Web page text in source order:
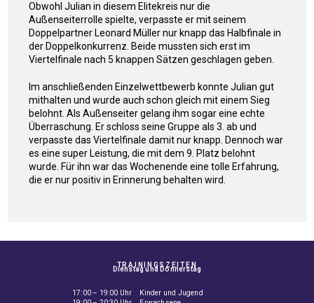
Obwohl Julian in diesem Elitekreis nur die
Außenseiterrolle spielte, verpasste er mit seinem
Doppelpartner Leonard Müller nur knapp das Halbfinale in
der Doppelkonkurrenz. Beide mussten sich erst im
Viertelfinale nach 5 knappen Sätzen geschlagen geben.
Im anschließenden Einzelwettbewerb konnte Julian gut
mithalten und wurde auch schon gleich mit einem Sieg
belohnt. Als Außenseiter gelang ihm sogar eine echte
Überraschung. Er schloss seine Gruppe als 3. ab und
verpasste das Viertelfinale damit nur knapp. Dennoch war
es eine super Leistung, die mit dem 9. Platz belohnt
wurde. Für ihn war das Wochenende eine tolle Erfahrung,
die er nur positiv in Erinnerung behalten wird.
TRAININGSZEITEN
Dienstag und Donnerstag
17:00 – 19:00 Uhr Kinder und Jugend